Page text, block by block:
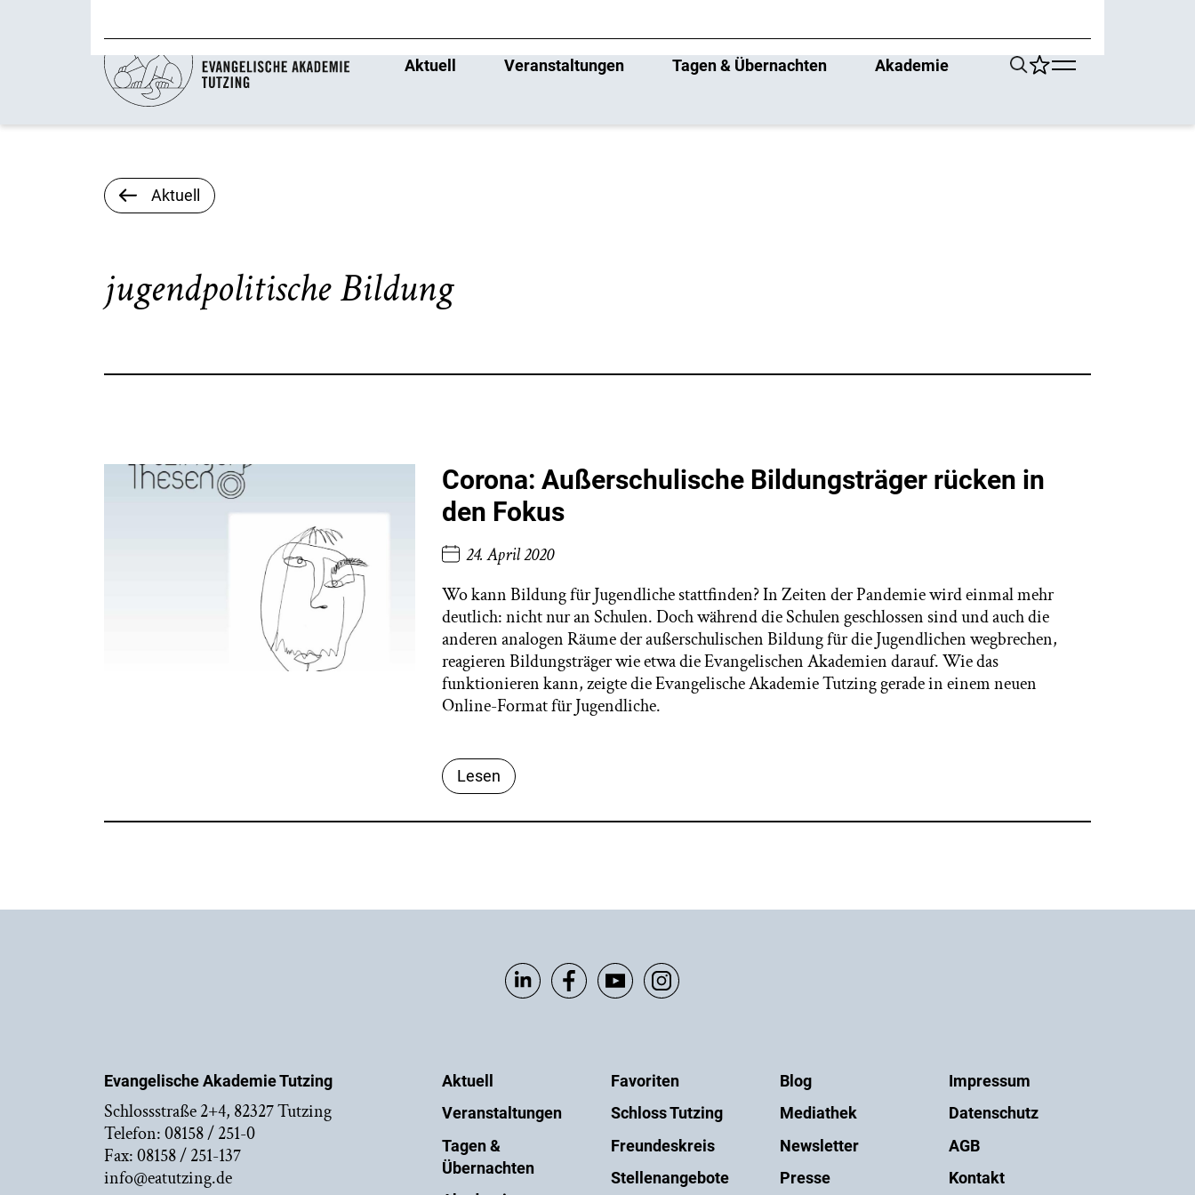
Aktuell Veranstaltungen Tagen & Übernachten Akademie
Aktuell
jugendpolitische Bildung
Corona: Außerschulische Bildungsträger rücken in
den Fokus
24. April 2020
Wo kann Bildung für Jugendliche stattfinden? In Zeiten der Pandemie wird einmal mehr
deutlich: nicht nur an Schulen. Doch während die Schulen geschlossen sind und auch die
anderen analogen Räume der außerschulischen Bildung für die Jugendlichen wegbrechen,
reagieren Bildungsträger wie etwa die Evangelischen Akademien darauf. Wie das
funktionieren kann, zeigte die Evangelische Akademie Tutzing gerade in einem neuen
Online-Format für Jugendliche.
Lesen
Evangelische Akademie Tutzing
Schlossstraße 2+4, 82327 Tutzing
Telefon: 08158 / 251-0
Fax: 08158 / 251-137
info@eatutzing.de
Aktuell
Veranstaltungen
Tagen &
Übernachten
Favoriten
Schloss Tutzing
Freundeskreis
Stellenangebote
Blog
Mediathek
Newsletter
Presse
Impressum
Datenschutz
AGB
Kontakt